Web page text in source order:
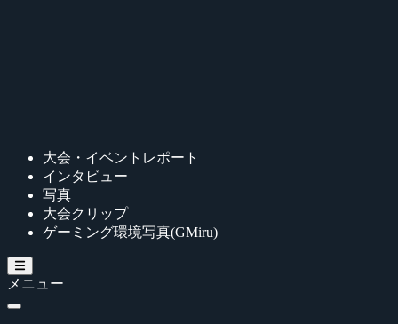
大会・イベントレポート
インタビュー
写真
大会クリップ
ゲーミング環境写真(GMiru)
メニュー